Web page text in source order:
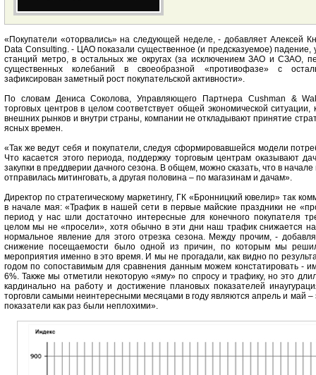
«Покупатели «оторвались» на следующей неделе, - добавляет Алексей
Data Consulting. - ЦАО показали существенное (и предсказуемое) падение,
станций метро, в остальных же округах (за исключением ЗАО и СЗАО,
существенных колебаний в своеобразной «противофазе» с
зафиксирован заметный рост покупательской активности».
По словам Дениса Соколова, Управляющего Партнера Cushman &
торговых центров в целом соответствует общей экономической
внешних рынков и внутри страны, компании не откладывают принятие
ясных времен.
«Так же ведут себя и покупатели, следуя сформировавшейся модели
Что касается этого периода, поддержку торговым центрам оказывают
закупки в преддверии дачного сезона. В общем, можно сказать, что в
отправилась митинговать, а другая половина – по магазинам и дачам».
Директор по стратегическому маркетингу, ГК «Бронницкий ювелир» так
в начале мая: «Трафик в нашей сети в первые майские праздники не
период у нас шли достаточно интересные для конечного покупателя
целом мы не «просели», хотя обычно в эти дни наш трафик снижается на
нормальное явление для этого отрезка сезона. Между прочим, -
снижение посещаемости было одной из причин, по которым мы
мероприятия именно в это время. И мы не прогадали, как видно по
годом по сопоставимым для сравнения данным можем констатировать -
6%. Также мы отметили некоторую «яму» по спросу и трафику, но это
кардинально на работу и достижение плановых показателей
торговли самыми неинтересными месяцами в году являются апрель и май –
показатели как раз были неплохими».